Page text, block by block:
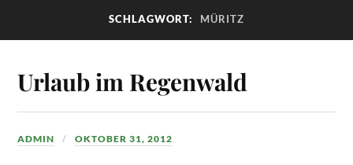
SCHLAGWORT: MÜRITZ
Urlaub im Regenwald
ADMIN OKTOBER 31, 2012